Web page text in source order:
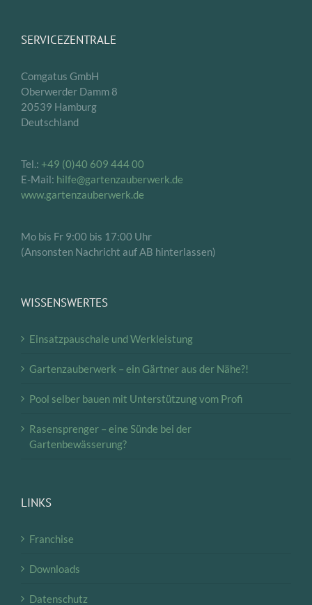
SERVICEZENTRALE
Comgatus GmbH
Oberwerder Damm 8
20539 Hamburg
Deutschland
Tel.: +49 (0)40 609 444 00
E-Mail: hilfe@gartenzauberwerk.de
www.gartenzauberwerk.de
Mo bis Fr 9:00 bis 17:00 Uhr
(Ansonsten Nachricht auf AB hinterlassen)
WISSENSWERTES
Einsatzpauschale und Werkleistung
Gartenzauberwerk – ein Gärtner aus der Nähe?!
Pool selber bauen mit Unterstützung vom Profi
Rasensprenger – eine Sünde bei der
Gartenbewässerung?
LINKS
Franchise
Downloads
Datenschutz